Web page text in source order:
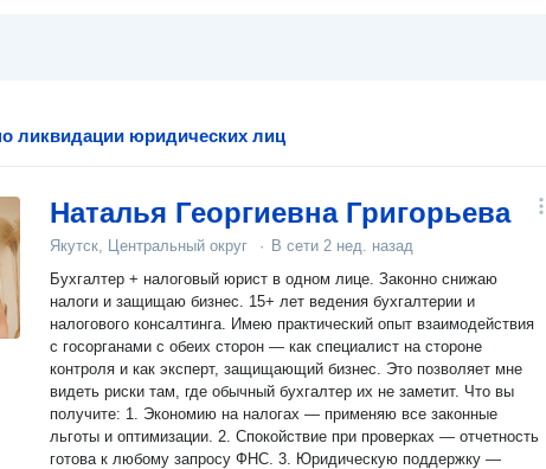
ликвидации юридических лиц
Наталья Георгиевна Григорьева
Якутск, Центральный округ · В сети 2 нед. назад
Бухгалтер + налоговый юрист в одном лице. Законно снижаю
налоги и защищаю бизнес. 15+ лет ведения бухгалтерии и
налогового консалтинга. Имею практический опыт взаимодействия
с госорганами с обеих сторон — как специалист на стороне
контроля и как эксперт, защищающий бизнес. Это позволяет мне
видеть риски там, где обычный бухгалтер их не заметит. Что вы
получите: 1. Экономию на налогах — применяю все законные
льготы и оптимизации. 2. Спокойствие при проверках — отчетность
готова к любому запросу ФНС. 3. Юридическую поддержку —